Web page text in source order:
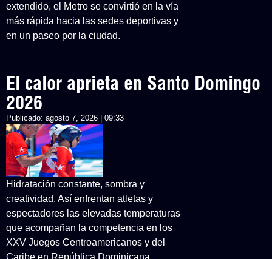
extendido, el Metro se convirtió en la vía
más rápida hacia las sedes deportivas y
en un paseo por la ciudad.
El calor aprieta en Santo Domingo
2026
Publicado: agosto 7, 2026 | 09:33
Hidratación constante, sombra y
creatividad. Así enfrentan atletas y
espectadores las elevadas temperaturas
que acompañan la competencia en los
XXV Juegos Centroamericanos y del
Caribe en República Dominicana.